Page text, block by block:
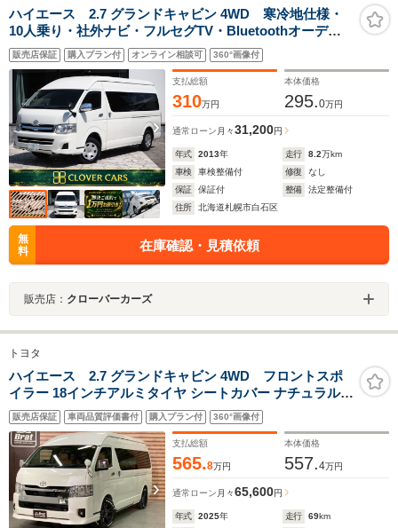
ハイエース 2.7 グランドキャビン 4WD 寒冷地仕様・
10人乗り・社外ナビ・フルセグTV・Bluetoothオーディ
オ・バックカメラ・パワースライドドア・リアヒータ
ー・リアクーラー・LEDヘッドライト・キーレス・1年保
証付・試乗可
販売店保証 購入プラン付 オンライン相談可 360°画像付
支払総額
310万円
本体価格
295.0万円
通常ローン 月々31,200円
年式 2013年 走行 8.2万km
車検
車検整備付 修復
なし
保証
保証付 整備
法定整備付
住所
北海道札幌市白石区
無
料
在庫確認・見積依頼
販売店： クローバーカーズ
トヨタ
ハイエース 2.7 グランドキャビン 4WD フロントスポ
イラー 18インチアルミタイヤ シートカバー ナチュラルウ
ッド調インテリアパネル パワースライドドア デジタルイ
ンナーミラー 寒冷地仕様 パノラミックビューモニター
AC100V電源 ステアリングリモコン
販売店保証 車両品質評価書付 購入プラン付 360°画像付
支払総額
565.8万円
本体価格
557.4万円
通常ローン 月々65,600円
年式 2025年 走行 69km